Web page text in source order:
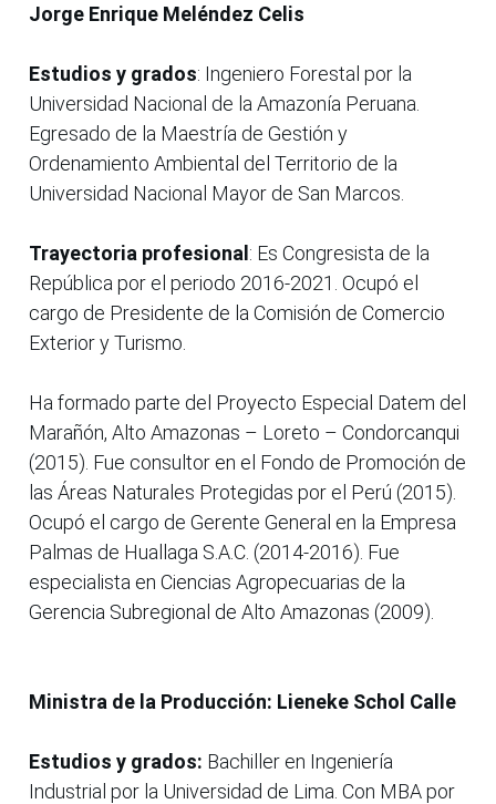
Jorge Enrique Meléndez Celis
Estudios y grados: Ingeniero Forestal por la
Universidad Nacional de la Amazonía Peruana.
Egresado de la Maestría de Gestión y
Ordenamiento Ambiental del Territorio de la
Universidad Nacional Mayor de San Marcos.
Trayectoria profesional : Es Congresista de la
República por el periodo 2016-2021. Ocupó el
cargo de Presidente de la Comisión de Comercio
Exterior y Turismo.
Ha formado parte del Proyecto Especial Datem del
Marañón, Alto Amazonas – Loreto – Condorcanqui
(2015). Fue consultor en el Fondo de Promoción de
las Áreas Naturales Protegidas por el Perú (2015).
Ocupó el cargo de Gerente General en la Empresa
Palmas de Huallaga S.A.C. (2014-2016). Fue
especialista en Ciencias Agropecuarias de la
Gerencia Subregional de Alto Amazonas (2009).
Ministra de la Producción: Lieneke Schol Calle
Estudios y grados: Bachiller en Ingeniería
Industrial por la Universidad de Lima. Con MBA por